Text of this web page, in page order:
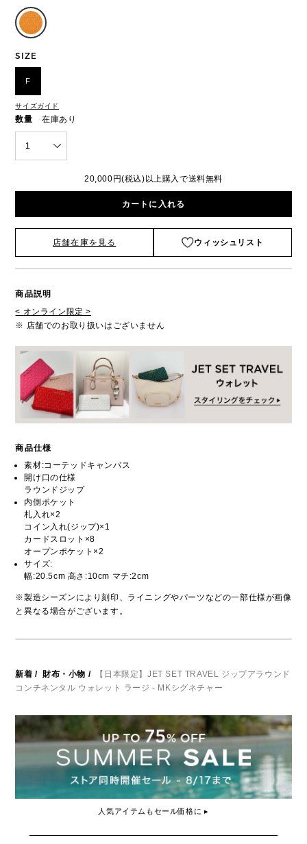
SIZE
F
サイズガイド
数量 在庫あり
1
20,000円(税込)以上購入で送料無料
カートに入れる
店舗在庫を見る ウィッシュリスト
商品説明
< オンライン限定 >
※ 店舗でのお取り扱いはございません
商品仕様
素材:コーテッドキャンバス
開け口の仕様
ラウンドジップ
内側ポケット
札入れ×2
コイン入れ(ジップ)×1
カードスロット×8
オープンポケット×2
サイズ:
幅:20.5cm 高さ:10cm マチ:2cm
※製造シーズンにより刻印、ライニングやパーツなどの一部仕様が画像
と異なる場合がございます。
新着 / 財布・小物 /
【日本限定】JET SET TRAVEL ジップアラウンド
コンチネンタル ウォレット ラージ - MKシグネチャー
人気アイテムもセール価格に ▸